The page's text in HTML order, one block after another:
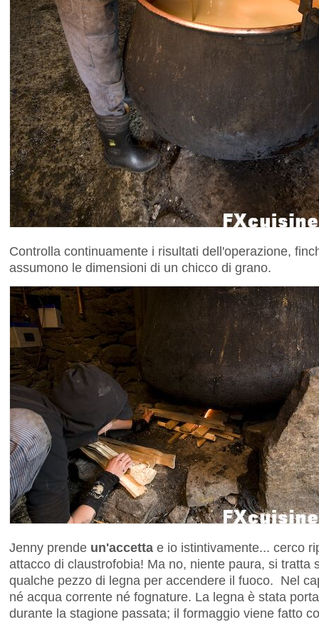
Controlla continuamente i risultati dell'operazione,
assumono le dimensioni di un chicco di grano.
Jenny prende un'accetta e io istintivamente... cerco
attacco di claustrofobia! Ma no, niente paura, si tratta
qualche pezzo di legna per accendere il fuoco. Nel
né acqua corrente né fognature. La legna è stata
durante la stagione passata; il formaggio viene fatto